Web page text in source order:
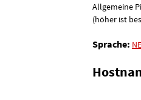
Allgemeine
(höher ist
Sprache: